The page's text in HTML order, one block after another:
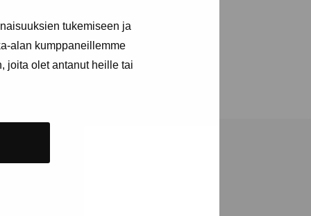
tukemiseen ja
alan kumppaneillemme
joita olet antanut heille tai